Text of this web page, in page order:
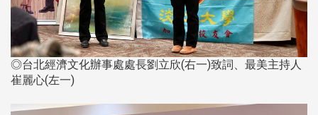
◎台北經濟文化辦事處處長劉立欣(右一)致詞、最美主持人
崔麗心(左一)